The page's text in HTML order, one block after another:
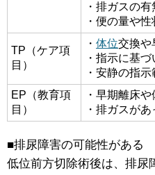
・排ガスの有
・便の量や性
TP（ケア項
目）
・ 体位交換や
・指示に基
・安静の指
EP（教育項
目）
・早期離床
・排ガスが
■排尿障害の可能性がある
低位前方切除術後は、排尿